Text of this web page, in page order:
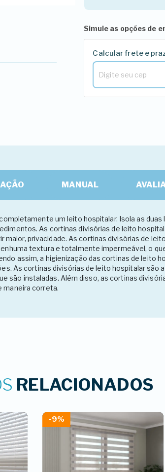
Simule as opções de
Calcular frete e
MANUAL
um leito hospitalar. Isola as
As cortinas divisórias de leito
privacidade. As cortinas divisórias de
textura e totalmente impermeável, o
assim, a higienização das cortinas de leito
As cortinas divisórias de leito hospitalar são
são instaladas. Além disso, as cortinas
maneira correta.
RELACIONADOS
-9%